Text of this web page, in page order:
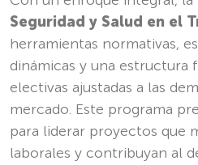
Seguridad y Salud en el
herramientas normativas,
dinámicas y una estructura
electivas ajustadas a las
mercado. Este programa
para liderar proyectos que
laborales y contribuyan al